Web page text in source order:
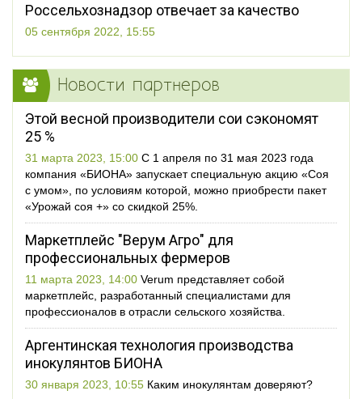
Россельхознадзор отвечает за качество
05 сентября 2022, 15:55
Новости партнеров
Этой весной производители сои сэкономят
25 %
31 марта 2023, 15:00 С 1 апреля по 31 мая 2023 года
компания «БИОНА» запускает специальную акцию «Соя
с умом», по условиям которой, можно приобрести пакет
«Урожай соя +» со скидкой 25%.
Маркетплейс "Верум Агро" для
профессиональных фермеров
11 марта 2023, 14:00 Verum представляет собой
маркетплейс, разработанный специалистами для
профессионалов в отрасли сельского хозяйства.
Аргентинская технология производства
инокулянтов БИОНА
30 января 2023, 10:55 Каким инокулянтам доверяют?